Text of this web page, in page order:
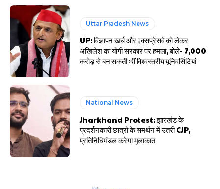
Uttar Pradesh News
UP: विज्ञापन खर्च और एक्सप्रेसवे को लेकर
अखिलेश का योगी सरकार पर हमला, बोले- 7,000
करोड़ से बन सकती थीं विश्वस्तरीय यूनिवर्सिटियां
National News
Jharkhand Protest: झारखंड के
प्रदर्शनकारी छात्रों के समर्थन में उतरी CJP,
प्रतिनिधिमंडल करेगा मुलाकात